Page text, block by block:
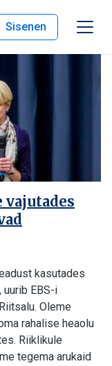
Sisenen
vajutades
kasutades
uurib EBS-i
Oleme
rahalise heaolu
Riiklikule
tegema arukaid